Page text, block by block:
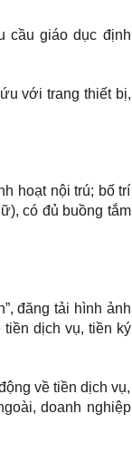
cầu giáo dục định
với trang thiết bị,
hoạt nội trú; bố trí
có đủ buồng tắm
đăng tải hình ảnh
dịch vụ, tiền ký
về tiền dịch vụ,
doanh nghiệp